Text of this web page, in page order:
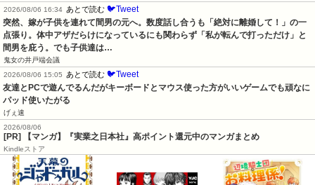
2026/08/06 16:34 あとで読む 🐦Tweet
突然、嫁が子供を連れて間男の元へ。数度話し合うも「絶対に離婚して！」の一
点張り。体中アザだらけになっているにも関わらず「私が転んで打っただけ」と
間男を庇う。でも子供達は…
鬼女の井戸端会議
2026/08/06 15:05
あとで読む 🐦Tweet
友達とPCで遊んでるんだがキーボードとマウス使った方がいいゲームでも頑なに
パッド使いたがる
げぇ速
2026/08/06
[PR] 【マンガ】『実業之日本社』高ポイント還元中のマンガまとめ
Kindleストア